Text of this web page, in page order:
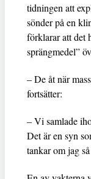
tidningen att
sönder på en
förklarar att det
sprängmedel”
– De åt när
fortsätter:
– Vi samlade
Det är en syn
tankar om jag